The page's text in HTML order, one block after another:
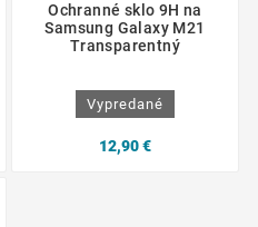
Ochranné sklo 9H na
Samsung Galaxy M21
Transparentný
Vypredané
12,90 €